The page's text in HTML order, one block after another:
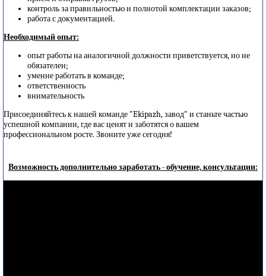
контроль за правильностью и полнотой комплектации заказов;
работа с документацией.
Необходимый опыт:
опыт работы на аналогичной должности приветствуется, но не
обязателен;
умение работать в команде;
ответственность
внимательность
Присоединяйтесь к нашей команде "Ekipazh, завод" и станьте частью
успешной компании, где вас ценят и заботятся о вашем
профессиональном росте. Звоните уже сегодня!
Возможность дополнительно заработать - обучение, консультации: